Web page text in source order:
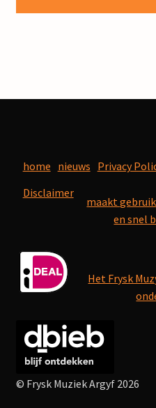
home nieuws Privacy
Disclaimer
maakt
en snel
Het Frysk
© Frysk Muziek Argyf 2026